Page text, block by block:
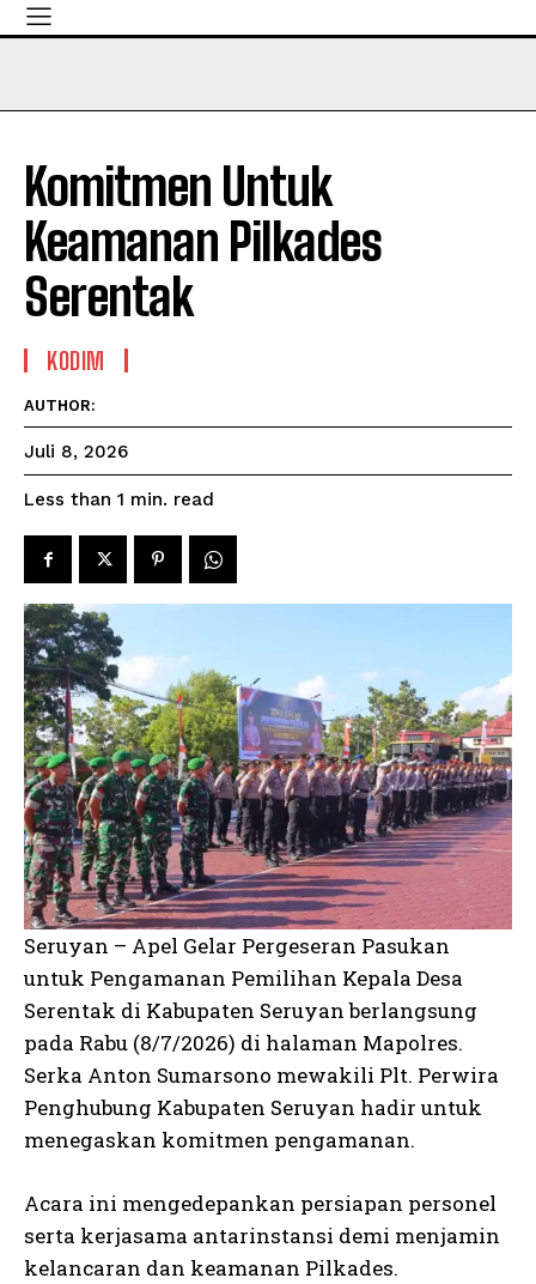
Komitmen Untuk
Keamanan Pilkades
Serentak
KODIM
AUTHOR:
Juli 8, 2026
Less than 1 min. read
Seruyan – Apel Gelar Pergeseran Pasukan
untuk Pengamanan Pemilihan Kepala Desa
Serentak di Kabupaten Seruyan berlangsung
pada Rabu (8/7/2026) di halaman Mapolres.
Serka Anton Sumarsono mewakili Plt. Perwira
Penghubung Kabupaten Seruyan hadir untuk
menegaskan komitmen pengamanan.
Acara ini mengedepankan persiapan personel
serta kerjasama antarinstansi demi menjamin
kelancaran dan keamanan Pilkades.